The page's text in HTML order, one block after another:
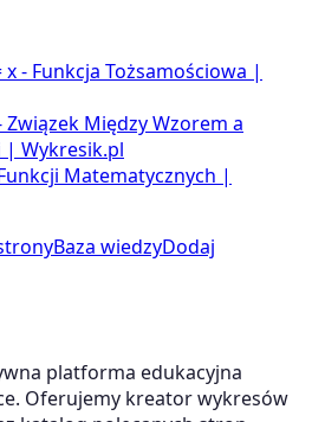
- Funkcja Tożsamościowa |
Związek Między Wzorem a
| Wykresik.pl
Matematycznych |
Baza wiedzyDodaj
platforma edukacyjna
Oferujemy kreator wykresów